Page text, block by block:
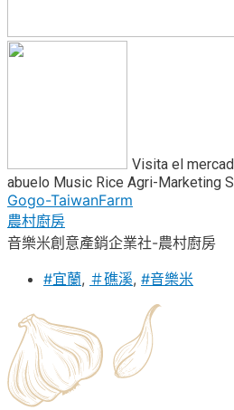
Visita el
abuelo Music Rice Agri-Marketing
Gogo-TaiwanFarm
農村廚房
音樂米創意產銷企業社-農村廚房
#宜蘭, ＃礁溪, #音樂米